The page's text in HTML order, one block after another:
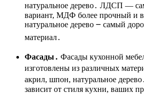
натуральное дерево․ ЛДСП ―
вариант, МДФ более прочный и
натуральное дерево ౼ самый
материал․
Фасады․ Фасады кухонной
изготовлены из различных
акрил, шпон, натуральное
зависит от стиля кухни, ваших